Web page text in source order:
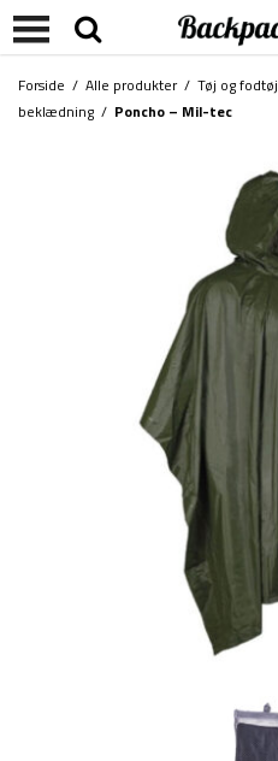
Forside / Alle produkter/ Tøj og fodtøj
beklædning / Poncho – Mil-tec